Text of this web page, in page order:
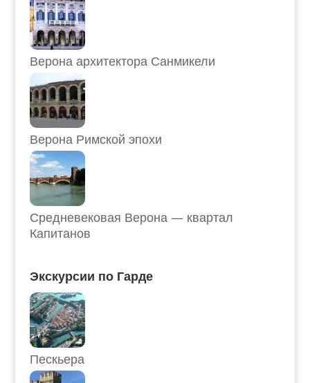
Верона архитектора Санмикели
Верона Римской эпохи
Средневековая Верона — квартал
Капитанов
Экскурсии по Гарде
Пескьера